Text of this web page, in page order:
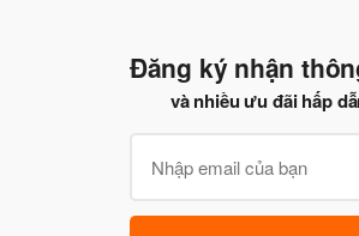
Đăng ký nhận
và nhiều ưu đãi hấp